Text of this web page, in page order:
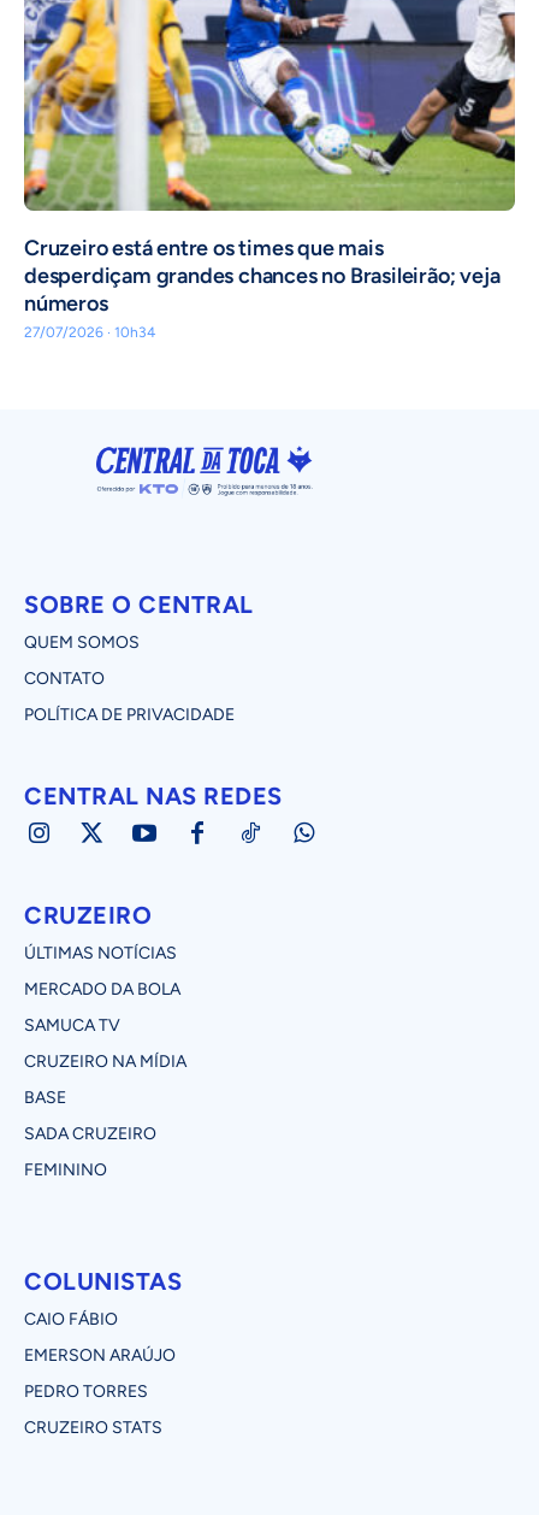
Cruzeiro está entre os times que mais
desperdiçam grandes chances no Brasileirão; veja
números
27/07/2026 · 10h34
SOBRE O CENTRAL
QUEM SOMOS
CONTATO
POLÍTICA DE PRIVACIDADE
CENTRAL NAS REDES
CRUZEIRO
ÚLTIMAS NOTÍCIAS
MERCADO DA BOLA
SAMUCA TV
CRUZEIRO NA MÍDIA
BASE
SADA CRUZEIRO
FEMININO
COLUNISTAS
CAIO FÁBIO
EMERSON ARAÚJO
PEDRO TORRES
CRUZEIRO STATS